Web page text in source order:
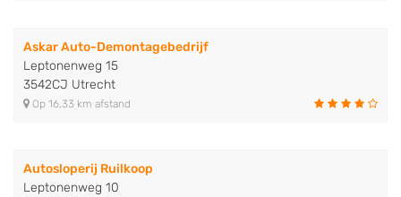
Askar Auto-Demontagebedrijf
Leptonenweg 15
3542CJ Utrecht
Op 16,33 km afstand
Autosloperij Ruilkoop
Leptonenweg 10